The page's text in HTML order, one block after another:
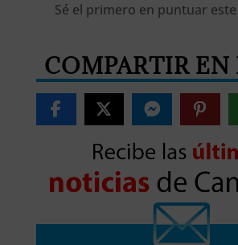
Sé el primero en puntuar
COMPARTIR EN